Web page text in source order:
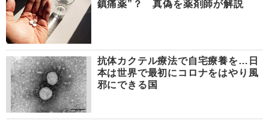
鎮痛薬”？ 真偽を薬剤師が解説
抗体カクテル療法で自宅療養を…日
本は世界で最初にコロナをはやり風
邪にできる国